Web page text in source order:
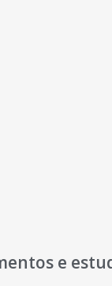
e